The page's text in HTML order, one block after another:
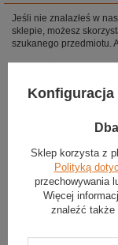
Jeśli nie znalazłeś w
sklepie, możesz
szukanego przedmiotu.
Konfiguracja
Sklep korzysta z
Polityką
przechowywania
Więcej
znaleźć także